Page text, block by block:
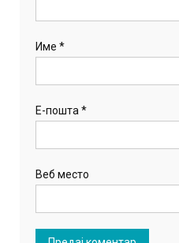
Име*
Е-пошта*
Веб место